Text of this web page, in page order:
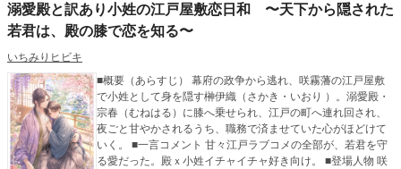
溺愛殿と訳あり小姓の江戸屋敷恋日和 〜天下から隠された
若君は、殿の膝で恋を知る〜
いちみりヒビキ
■概要（あらすじ） 幕府の政争から逃れ、咲霧藩の江戸屋敷
で小姓として身を隠す榊伊織（さかき・いおり ）。溺愛殿・
宗春（むねはる）に膝へ乗せられ、江戸の町へ連れ回され、
夜ごと甘やかされるうち、職務で済ませていた心がほどけて
いく。 ■一言コメント 甘々江戸ラブコメの全部が、若君を守
る愛だった。殿ｘ小姓イチャイチャ好き向け。 ■登場人物 咲